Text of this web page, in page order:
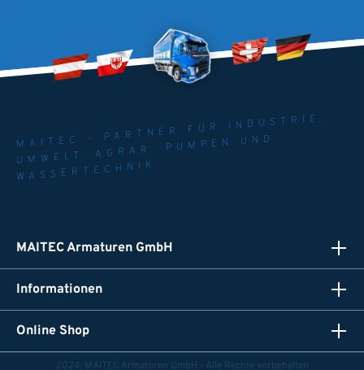
MAITEC - PARTNER FÜR INDUSTRIE.
UMWELT. AGRAR. PUMPEN UND
WASSERTECHNIK
MAITEC Armaturen GmbH
Informationen
Online Shop
2024, MAITEC Armaturen GmbH - Alle Rechte vorbehalten